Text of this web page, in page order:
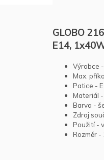
GLOBO
E14,
Výrobce
Max.
Patice -
Materiál
Barva -
Zdroj
Použití -
Rozměr -